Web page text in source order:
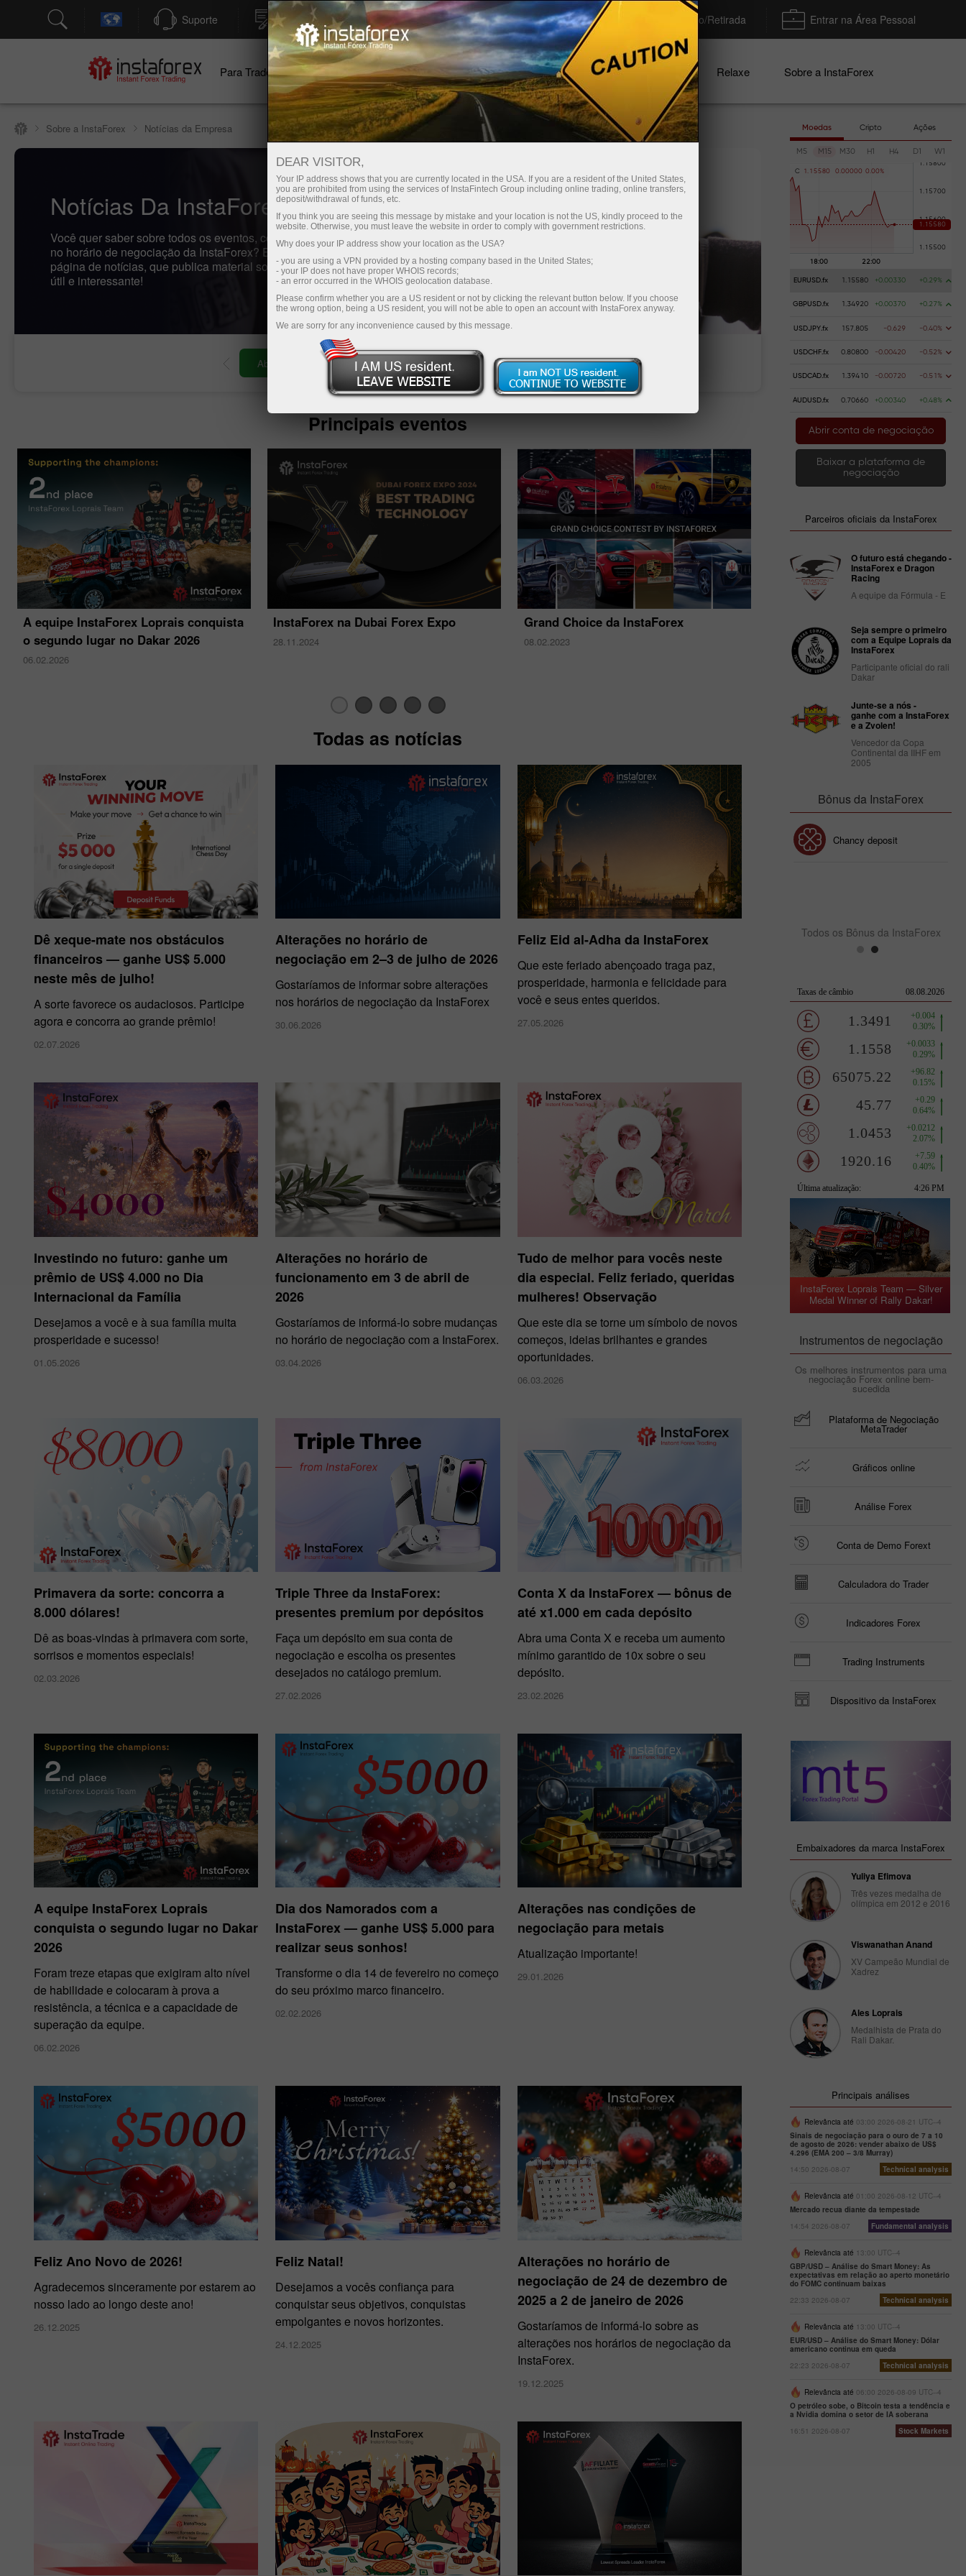
Suporte Abertura instanânea da conta Plataforma de negociação Depósito/Retirada Entrar na Área Pessoal
Para Traders Para Iniciantes Para Investidores Para Parceiros Campanhas Relaxe Sobre a InstaForex
Sobre a InstaForex Notícias da Empresa
Notícias Da InstaForex
Você quer saber sobre todos os eventos, concursos e alterações
no horário de negociação da InstaForex? Então, bem-vindo à
página de notícias, que publica material sobre o mais importante,
útil e interessante!
Deposite dinheiro
Principais eventos
A equipe InstaForex Loprais conquista
o segundo lugar no Dakar 2026
06.02.2026
InstaForex na Dubai Forex Expo
28.11.2024
Grand Choice da InstaForex
08.02.2023
Melhor Corretora da América
08.12.2022
Todas as notícias
Dê xeque-mate nos obstáculos
financeiros — ganhe US$ 5.000
neste mês de julho!
A sorte favorece os audaciosos. Participe
agora e concorra ao grande prêmio!
02.07.2026
Alterações no horário de
negociação em 2–3 de julho de 2026
Gostaríamos de informar sobre alterações
nos horários de negociação da InstaForex
30.06.2026
Feliz Eid al-Adha da InstaForex
Que este feriado abençoado traga paz,
prosperidade, harmonia e felicidade para
você e seus entes queridos.
27.05.2026
Investindo no futuro: ganhe um
prêmio de US$ 4.000 no Dia
Internacional da Família
Desejamos a você e à sua família muita
prosperidade e sucesso!
01.05.2026
Alterações no horário de
funcionamento em 3 de abril de
2026
Gostaríamos de informá-lo sobre mudanças
no horário de negociação com a InstaForex.
03.04.2026
Tudo de melhor para vocês neste
dia especial. Feliz feriado, queridas
mulheres! Observação
Que este dia se torne um símbolo de novos
começos, ideias brilhantes e grandes
oportunidades.
06.03.2026
Primavera da sorte: concorra a
8.000 dólares!
Dê as boas-vindas à primavera com sorte,
sorrisos e momentos especiais!
02.03.2026
Triple Three da InstaForex:
presentes premium por depósitos
Faça um depósito em sua conta de
negociação e escolha os presentes
desejados no catálogo premium.
27.02.2026
Conta X da InstaForex — bônus de
até x1.000 em cada depósito
Abra uma Conta X e receba um aumento
mínimo garantido de 10x sobre o seu
depósito.
23.02.2026
A equipe InstaForex Loprais
conquista o segundo lugar no Dakar
2026
Foram treze etapas que exigiram alto nível
de habilidade e colocaram à prova a
resistência, a técnica e a capacidade de
superação da equipe.
06.02.2026
Dia dos Namorados com a
InstaForex — ganhe US$ 5.000 para
realizar seus sonhos!
Transforme o dia 14 de fevereiro no começo
do seu próximo marco financeiro.
02.02.2026
Alterações nas condições de
negociação para metais
Atualização importante!
29.01.2026
Feliz Ano Novo de 2026!
Agradecemos sinceramente por estarem ao
nosso lado ao longo deste ano!
26.12.2025
Feliz Natal!
Desejamos a vocês confiança para
conquistar seus objetivos, conquistas
empolgantes e novos horizontes.
24.12.2025
Alterações no horário de
negociação de 24 de dezembro de
2025 a 2 de janeiro de 2026
Gostaríamos de informá-lo sobre as
alterações nos horários de negociação da
InstaForex.
19.12.2025
Moedas Cripto Ações
M5 M15 M30 H1 H4 D1 W1
C 1 . 1 5580 0 .00000 0 .00%
EURUSD.fx 1.15580 +0.00330 +0.29%
GBPUSD.fx 1.34920 +0.00370 +0.27%
USDJPY.fx 157.805 -0.629 -0.40%
USDCHF.fx 0.80800 -0.00420 -0.52%
USDCAD.fx 1.39410 -0.00720 -0.51%
AUDUSD.fx 0.70660 +0.00340 +0.48%
Abrir conta de negociação
Baixar a plataforma de
negociação
Parceiros oficiais da InstaForex
O futuro está chegando -
InstaForex e Dragon
Racing
A equipe da Fórmula - E
Seja sempre o primeiro
com a Equipe Loprais da
InstaForex
Participante oficial do rali
Dakar
Junte-se a nós -
ganhe com a InstaForex
e a Zvolen!
Vencedor da Copa
Continental da IIHF em
2005
Bônus da InstaForex
Bônus de 30%
Bônus do Clube da
InstaForex
Chancy deposit Bônus de 30%
Bônus do Clube da
InstaForex
Chancy deposit
Todos os Bônus da InstaForex
InstaForex Loprais Team — Silver
Medal Winner of Rally Dakar!
Instrumentos de negociação
Os melhores instrumentos para uma
negociação Forex online bem-
sucedida
Plataforma de Negociação
MetaTrader
Gráficos online
Análise Forex
Conta de Demo Forext
Calculadora do Trader
Indicadores Forex
Trading Instruments
Dispositivo da InstaForex
Embaixadores da marca InstaForex
Yuliya Efimova
Três vezes medalha de
olímpica em 2012 e 2016
Viswanathan Anand
XV Campeão Mundial de
Xadrez
Ales Loprais
Medalhista de Prata do
Rali Dakar.
Principais análises
Relevância até 03:00 2026-08-21 UTC--4
Sinais de negociação para o ouro de 7 a 10
de agosto de 2026: vender abaixo de US$
4.296 (EMA 200 – 3/8 Murray)
14:50 2026-08-07
Technical analysis
Relevância até 01:00 2026-08-12 UTC--4
Mercado recua diante da tempestade
14:54 2026-08-07
Fundamental analysis
Relevância até 13:00 UTC--4
GBP/USD – Análise do Smart Money: As
expectativas em relação ao aperto monetário
do FOMC continuam baixas
22:33 2026-08-07
Technical analysis
Relevância até 13:00 UTC--4
EUR/USD – Análise do Smart Money: Dólar
americano continua em queda
22:23 2026-08-07
Technical analysis
Relevância até 06:00 2026-08-09 UTC--4
O petróleo sobe, o Bitcoin testa a tendência e
a Nvidia domina o setor de IA soberana
16:51 2026-08-07
Stock Markets
DEAR VISITOR,
Your IP address shows that you are currently located in the USA. If you are a resident of the United States,
you are prohibited from using the services of InstaFintech Group including online trading, online transfers,
deposit/withdrawal of funds, etc.
If you think you are seeing this message by mistake and your location is not the US, kindly proceed to the
website. Otherwise, you must leave the website in order to comply with government restrictions.
Why does your IP address show your location as the USA?
- you are using a VPN provided by a hosting company based in the United States;
- your IP does not have proper WHOIS records;
- an error occurred in the WHOIS geolocation database.
Please confirm whether you are a US resident or not by clicking the relevant button below. If you choose
the wrong option, being a US resident, you will not be able to open an account with InstaForex anyway.
We are sorry for any inconvenience caused by this message.